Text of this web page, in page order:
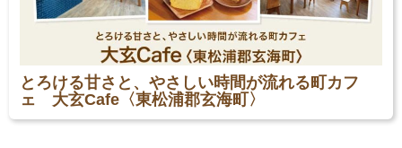
とろける甘さと、やさしい時間が流れる町カフ
ェ 大玄Cafe〈東松浦郡玄海町〉